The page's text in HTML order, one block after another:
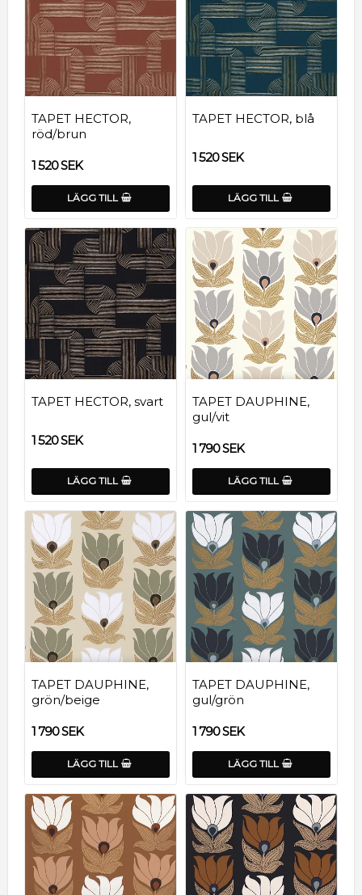
TAPET HECTOR,
röd/brun
1 520 SEK
LÄGG TILL
TAPET HECTOR, blå
1 520 SEK
LÄGG TILL
TAPET HECTOR, svart
1 520 SEK
LÄGG TILL
TAPET DAUPHINE,
gul/vit
1 790 SEK
LÄGG TILL
TAPET DAUPHINE,
grön/beige
1 790 SEK
LÄGG TILL
TAPET DAUPHINE,
gul/grön
1 790 SEK
LÄGG TILL